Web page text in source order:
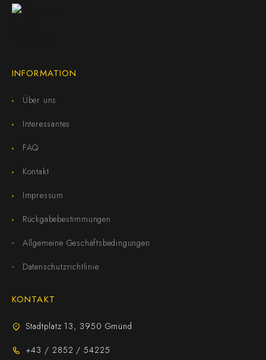
INFORMATION
Über uns
Interessantes
FAQ
Kontakt
Impressum
Rückgabebestimmungen
Allgemeine Geschäftsbedingungen
Datenschutzrichtlinie
KONTAKT
Stadtplatz 13, 3950 Gmünd
+43 / 2852 / 54225